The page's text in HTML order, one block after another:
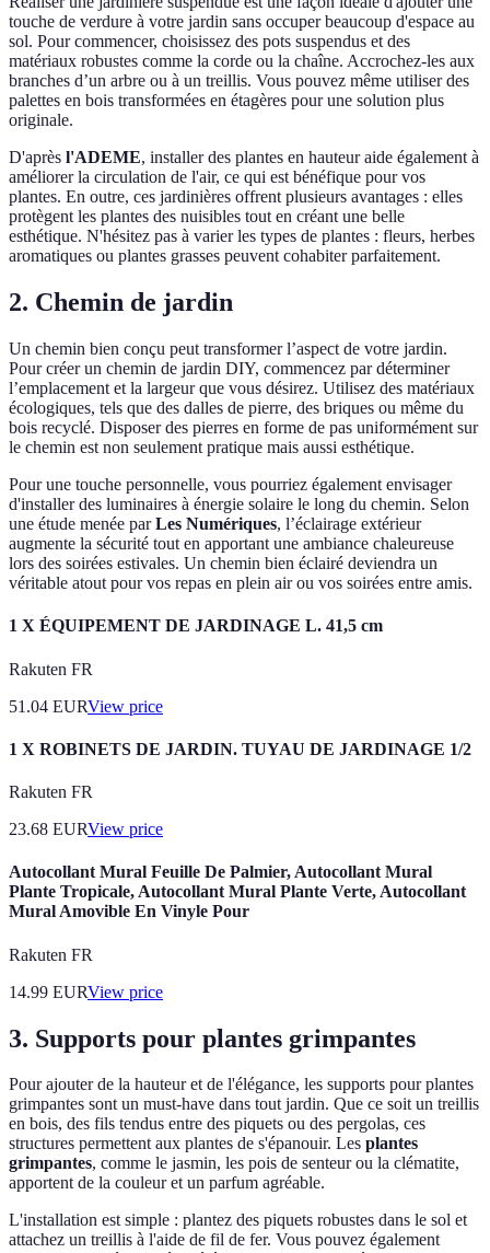
touche de verdure à votre jardin sans occuper beaucoup d'espace au
sol. Pour commencer, choisissez des pots suspendus et des
matériaux robustes comme la corde ou la chaîne. Accrochez-les aux
branches d’un arbre ou à un treillis. Vous pouvez même utiliser des
palettes en bois transformées en étagères pour une solution plus
originale.
D'après l'ADEME, installer des plantes en hauteur aide également à
améliorer la circulation de l'air, ce qui est bénéfique pour vos
plantes. En outre, ces jardinières offrent plusieurs avantages : elles
protègent les plantes des nuisibles tout en créant une belle
esthétique. N'hésitez pas à varier les types de plantes : fleurs, herbes
aromatiques ou plantes grasses peuvent cohabiter parfaitement.
2. Chemin de jardin
Un chemin bien conçu peut transformer l’aspect de votre jardin.
Pour créer un chemin de jardin DIY, commencez par déterminer
l’emplacement et la largeur que vous désirez. Utilisez des matériaux
écologiques, tels que des dalles de pierre, des briques ou même du
bois recyclé. Disposer des pierres en forme de pas uniformément sur
le chemin est non seulement pratique mais aussi esthétique.
Pour une touche personnelle, vous pourriez également envisager
d'installer des luminaires à énergie solaire le long du chemin. Selon
une étude menée parLes Numériques, l’éclairage extérieur
augmente la sécurité tout en apportant une ambiance chaleureuse
lors des soirées estivales. Un chemin bien éclairé deviendra un
véritable atout pour vos repas en plein air ou vos soirées entre amis.
1 X ÉQUIPEMENT DE JARDINAGE L. 41,5 cm
Rakuten FR
51.04 EURView price
1 X ROBINETS DE JARDIN. TUYAU DE JARDINAGE 1/2
Rakuten FR
23.68 EURView price
Autocollant Mural Feuille De Palmier, Autocollant Mural
Plante Tropicale, Autocollant Mural Plante Verte, Autocollant
Mural Amovible En Vinyle Pour
Rakuten FR
14.99 EURView price
3. Supports pour plantes grimpantes
Pour ajouter de la hauteur et de l'élégance, les supports pour plantes
grimpantes sont un must-have dans tout jardin. Que ce soit un treillis
en bois, des fils tendus entre des piquets ou des pergolas, ces
structures permettent aux plantes de s'épanouir. Les plantes
grimpantes, comme le jasmin, les pois de senteur ou la clématite,
apportent de la couleur et un parfum agréable.
L'installation est simple : plantez des piquets robustes dans le sol et
attachez un treillis à l'aide de fil de fer. Vous pouvez également